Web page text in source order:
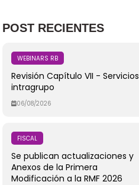
POST RECIENTES
WEBINARS RB
Revisión Capítulo VII - Servicios
intragrupo
06/08/2026
FISCAL
Se publican actualizaciones y
Anexos de la Primera
Modificación a la RMF 2026